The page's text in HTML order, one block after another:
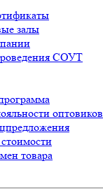
залы
СОУТ
оптовиков
товара